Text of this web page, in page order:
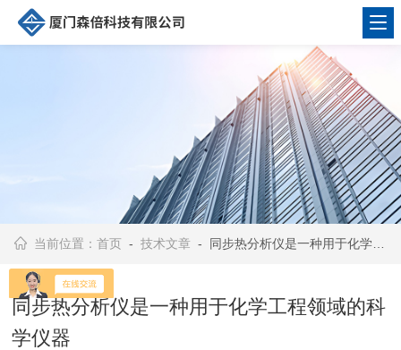
当前位置：首页 -技术文章 - 同步热分析仪是一种用于化学工程领域的科学仪器
同步热分析仪是一种用于化学工程领域的科
学仪器